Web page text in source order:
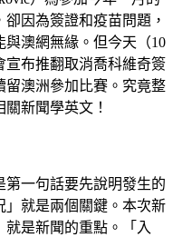
因為簽證和疫苗問題，
澳網無緣。但今天（10
宣布推翻取消喬科維奇簽
留澳洲參加比賽。究竟整
新聞學英文！
一句話要先說明發生的
」就是兩個關鍵。本次新
就是新聞的重點。「入